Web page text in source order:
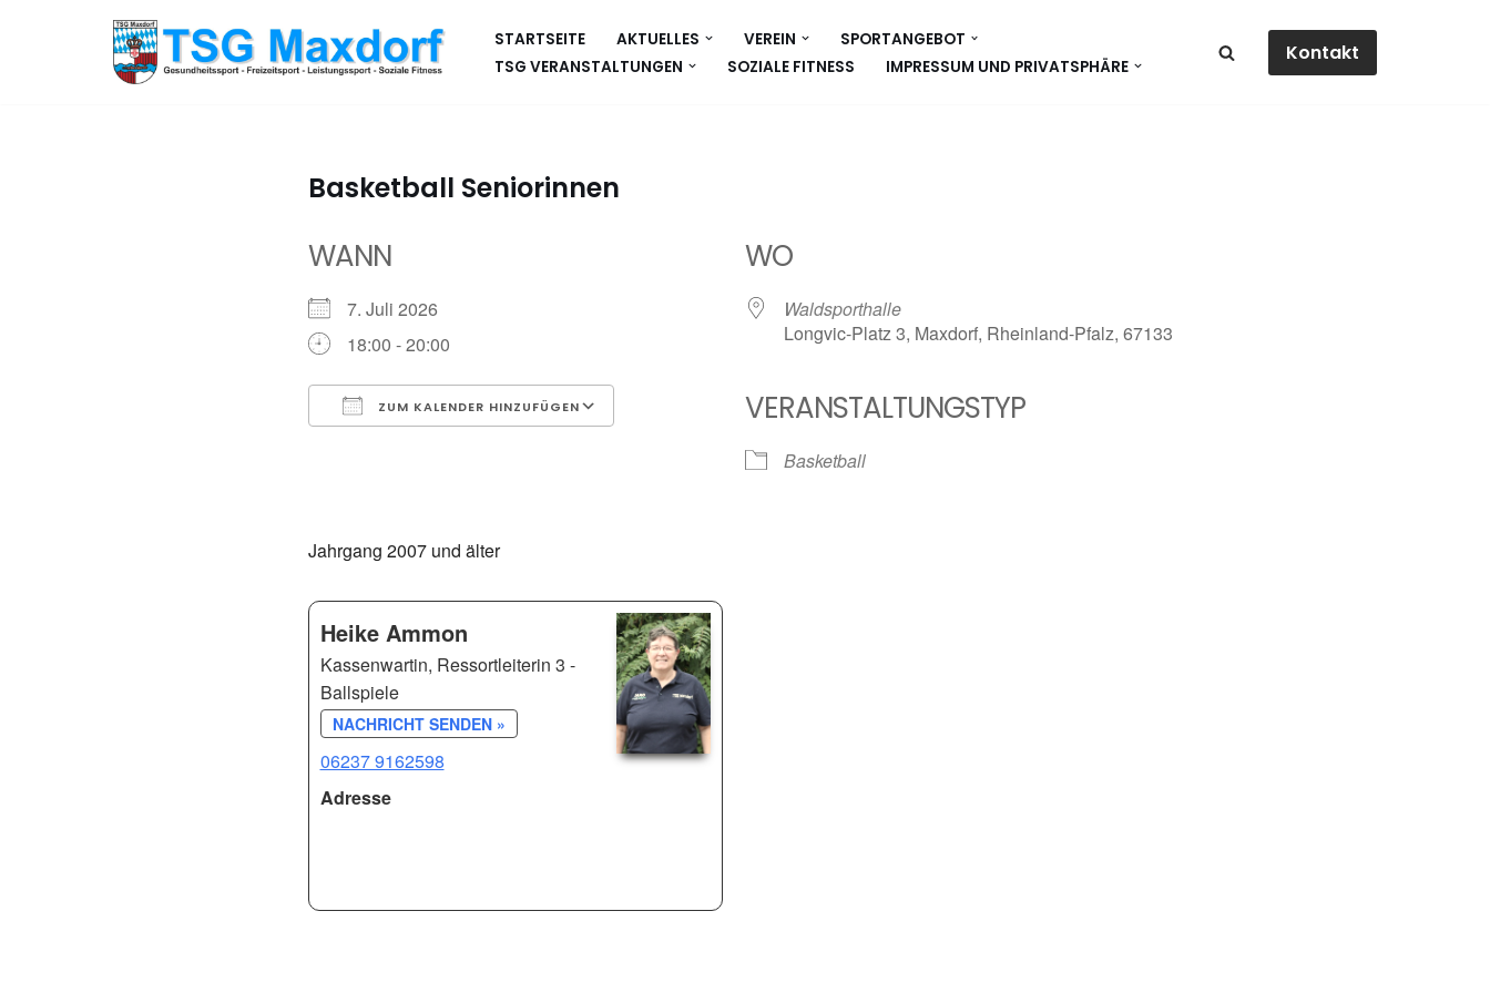
STARTSEITE AKTUELLES VEREIN
SPORTANGEBOT
TSG VERANSTALTUNGEN
SOZIALE FITNESS IMPRESSUM UND PRIVATSPHÄRE
Kontakt
Basketball Seniorinnen
WANN
7. Juli 2026
18:00 - 20:00
ZUM KALENDER HINZUFÜGEN
Google Kalender
WO
Waldsporthalle
Longvic-Platz 3, Maxdorf, Rheinland-Pfalz, 67133
VERANSTALTUNGSTYP
Basketball
Jahrgang 2007 und älter
Heike Ammon
Kassenwartin, Ressortleiterin 3 -
Ballspiele
NACHRICHT SENDEN »
06237 9162598
Adresse